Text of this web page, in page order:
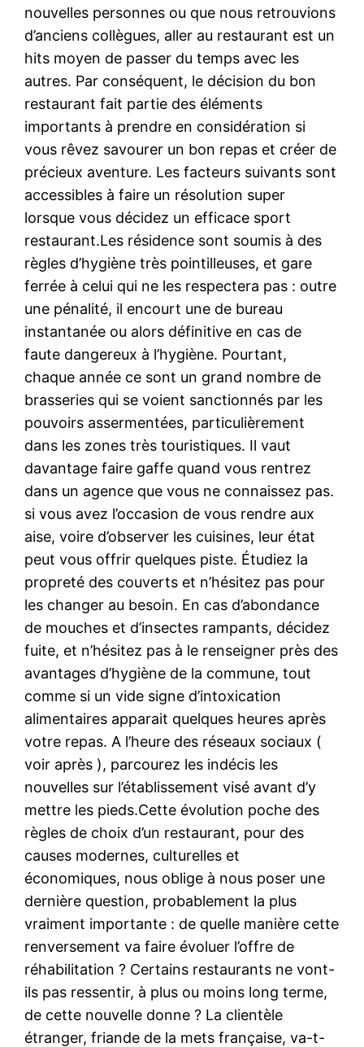
nouvelles personnes ou que nous retrouvions
d’anciens collègues, aller au restaurant est un
hits moyen de passer du temps avec les
autres. Par conséquent, le décision du bon
restaurant fait partie des éléments
importants à prendre en considération si
vous rêvez savourer un bon repas et créer de
précieux aventure. Les facteurs suivants sont
accessibles à faire un résolution super
lorsque vous décidez un efficace sport
restaurant.Les résidence sont soumis à des
règles d’hygiène très pointilleuses, et gare
ferrée à celui qui ne les respectera pas : outre
une pénalité, il encourt une de bureau
instantanée ou alors définitive en cas de
faute dangereux à l’hygiène. Pourtant,
chaque année ce sont un grand nombre de
brasseries qui se voient sanctionnés par les
pouvoirs assermentées, particulièrement
dans les zones très touristiques. Il vaut
davantage faire gaffe quand vous rentrez
dans un agence que vous ne connaissez pas.
si vous avez l’occasion de vous rendre aux
aise, voire d’observer les cuisines, leur état
peut vous offrir quelques piste. Étudiez la
propreté des couverts et n’hésitez pas pour
les changer au besoin. En cas d’abondance
de mouches et d’insectes rampants, décidez
fuite, et n’hésitez pas à le renseigner près des
avantages d’hygiène de la commune, tout
comme si un vide signe d’intoxication
alimentaires apparait quelques heures après
votre repas. A l’heure des réseaux sociaux (
voir après ), parcourez les indécis les
nouvelles sur l’établissement visé avant d’y
mettre les pieds.Cette évolution poche des
règles de choix d’un restaurant, pour des
causes modernes, culturelles et
économiques, nous oblige à nous poser une
dernière question, probablement la plus
vraiment importante : de quelle manière cette
renversement va faire évoluer l’offre de
réhabilitation ? Certains restaurants ne vont-
ils pas ressentir, à plus ou moins long terme,
de cette nouvelle donne ? La clientèle
étranger, friande de la mets française, va-t-